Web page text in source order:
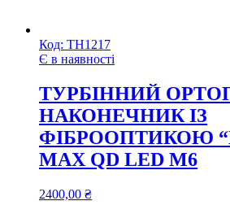
Код: ТН1217
Є в наявності
ТУРБІННИЙ
НАКОНЕЧНИК ІЗ
ФІБРООПТИКОЮ
MAX QD LED M6
2400,00 ₴